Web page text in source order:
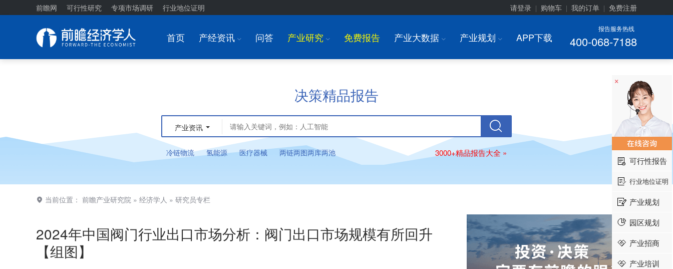
前瞻网 可行性研究 专项市场调研 行业地位证明 请登录 购物车 我的订单 免费注册
报告服务热线
400-068-7188
首页 产经资讯 I 问答 产业研究 I 免费报告 产业大数据 I 产业规划 I APP下载
决策精品报告
产业资讯
冷链物流 氢能源 医疗器械 两链两图两库两池 3000+精品报告大全 »
当前位置： 前瞻产业研究院 » 经济学人 » 研究员专栏
2024年中国阀门行业出口市场分析：阀门出口市场规模有所回升
【组图】
×
可行性报告
行业地位证明
产业规划
园区规划
产业招商
产业培训